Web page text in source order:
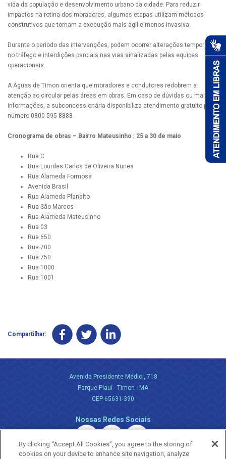
vida da população e desenvolvimento urbano da cidade. Para reduzir
impactos na rotina dos moradores, algumas etapas utilizam métodos
construtivos que tornam a execução mais ágil e menos invasiva.
Durante o período das intervenções, podem ocorrer alterações temporárias
no tráfego e interdições parciais nas vias sinalizadas pelas equipes
operacionais.
A Águas de Timon orienta que moradores e condutores redobrem a
atenção ao circular pelas áreas em obras. Em caso de dúvidas ou mais
informações, a subconcessionária disponibiliza atendimento gratuito pelo
número 0800 595 8888.
Cronograma de obras – Bairro Mateusinho | 25 a 30 de maio
Rua C
Rua Lourdes Carlos de Oliveira Nunes
Rua Alameda Formosa
Avenida Brasil
Rua Alameda Planalto
Rua São Marcos
Rua Alameda Mateusinho
Rua 03
Rua 650
Rua 700
Rua 750
Rua 1000
Rua 1001
Compartilhar:
Avenida Presidente Médici, 718
Parque Piauí - Timon - MA
CEP 65631-390
Nossas Redes Sociais
By clicking “Accept All Cookies”, you agree to the storing of
cookies on your device to enhance site navigation, analyze